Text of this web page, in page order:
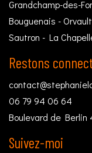
Grandchamp-des-
Bouguenais -
Sautron - La
Restons
06 79 94 06 64
Boulevard de Berlin
Suivez-moi